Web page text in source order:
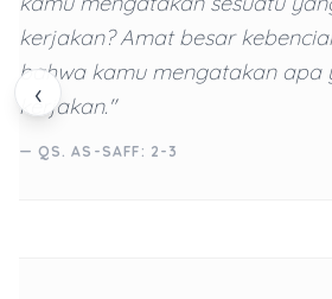
‹
kerjakan? Amat besar
bahwa kamu mengatakan apa
kerjakan."
— QS. AS-SAFF: 2-3